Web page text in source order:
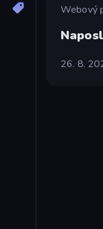
Webový
26. 8.